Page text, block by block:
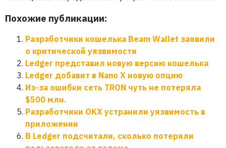
Похожие публикации:
Разработчики кошелька Beam Wallet заявили
о критической уязвимости
Ledger представил новую версию кошелька
Ledger добавит в Nano X новую опцию
Из-за ошибки сеть TRON чуть не потеряла
$500 млн.
Разработчики OKX устранили уязвимость в
приложении
В Ledger подсчитали, сколько потеряли